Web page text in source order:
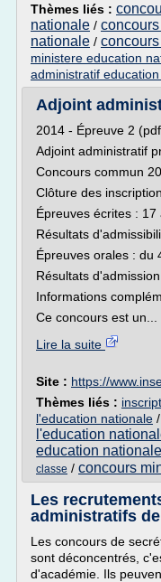
Thèmes liés :
nationale /
nationale /
ministere education
administratif
Adjoint
2014 - Épreuve 2
Adjoint administratif
Concours commun
Clôture des
Épreuves écrites : 17
Résultats
Épreuves orales : du
Résultats
Informations
Ce concours est un...
Lire la suite
Site : https://
Thèmes liés :
l'education nationale /
l'education
education nationale
classe / concours
Les
administratifs
Les concours de
sont déconcentrés,
d'académie. Ils